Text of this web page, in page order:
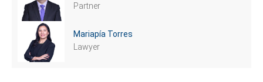
Partner
Mariapía Torres
Lawyer